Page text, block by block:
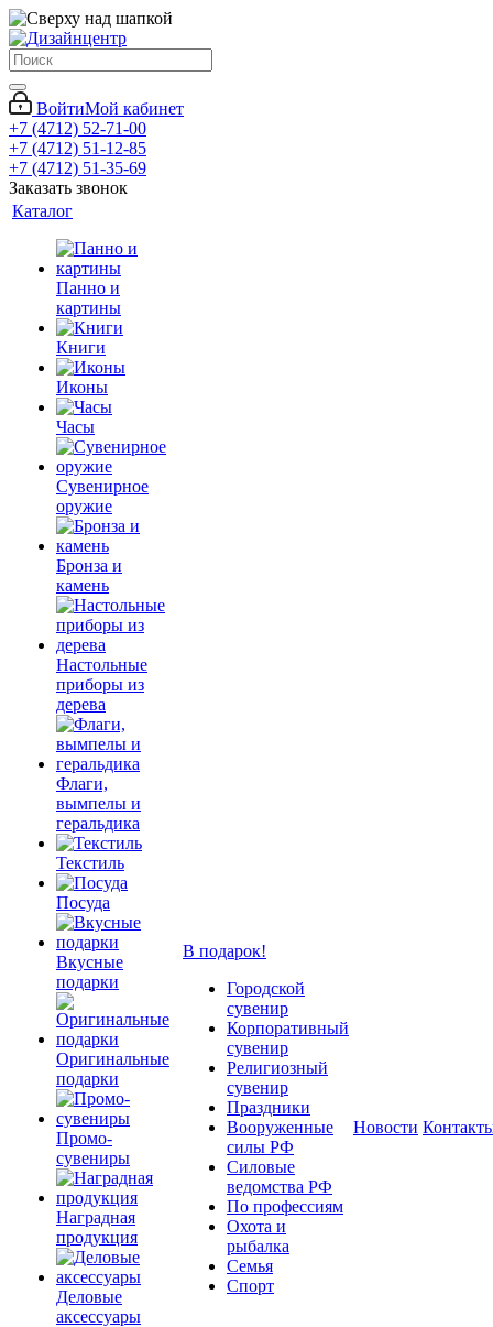
ВойтиМой кабинет
+7 (4712) 52-71-00
+7 (4712) 51-12-85
+7 (4712) 51-35-69
Заказать звонок
Каталог
Панно и
картины
Книги
Иконы
Часы
Сувенирное
оружие
Бронза и
камень
Настольные
приборы из
дерева
Флаги,
вымпелы и
геральдика
Текстиль
Посуда
Вкусные
подарки
Оригинальные
подарки
Промо-
сувениры
Наградная
продукция
Деловые
аксессуары
В подарок!
Городской
сувенир
Корпоративный
сувенир
Религиозный
сувенир
Праздники
Вооруженные
силы РФ
Силовые
ведомства РФ
По профессиям
Охота и
рыбалка
Семья
Спорт
Новости